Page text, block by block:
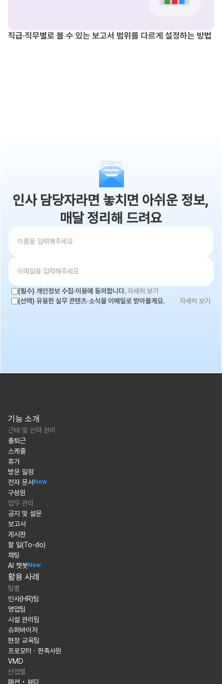
직급·직무별로 볼 수 있는 보고서 범위를 다르게 설정하는 방법
인사 담당자라면 놓치면 아쉬운 정보,
매달 정리해 드려요
(필수) 개인정보 수집·이용에 동의합니다. 자세히 보기
(선택) 유용한 실무 콘텐츠·소식을 이메일로 받아볼게요.
자세히 보기
기능 소개
근태 및 인력 관리
출퇴근
스케줄
휴가
방문 일정
전자 문서 New
구성원
업무 관리
공지 및 설문
보고서
게시판
할 일(To-do)
채팅
AI 챗봇New
활용 사례
팀별
인사(HR)팀
영업팀
시설 관리팀
슈퍼바이저
현장 교육팀
프로모터 · 판촉사원
VMD
산업별
패션 • 뷰티